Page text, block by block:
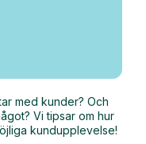
med kunder? Och
Vi tipsar om hur
kundupplevelse!